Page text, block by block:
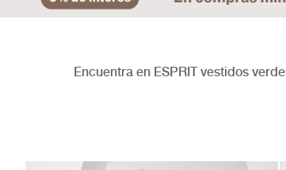
Encuentra en ESPRIT vestidos